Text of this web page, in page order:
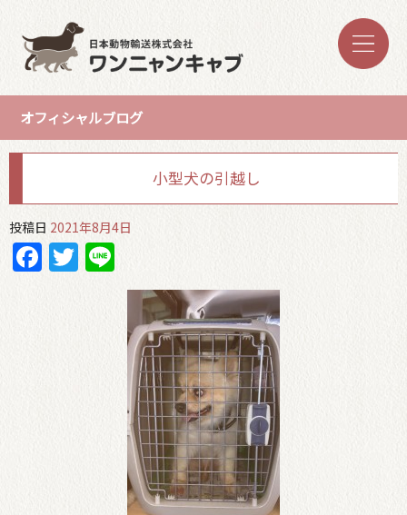
オフィシャルブログ
小型犬の引越し
投稿日 2021年8月4日
Facebook
Twitter